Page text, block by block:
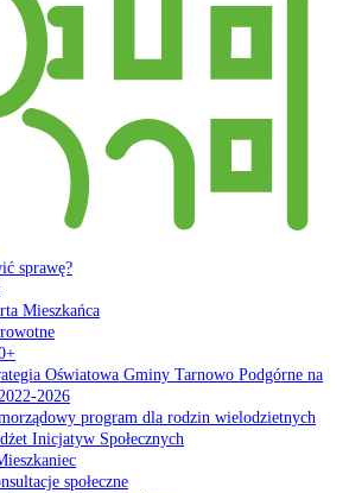
sprawę?
Mieszkańca
Oświatowa Gminy Tarnowo Podgórne na
2026
program dla rodzin wielodzietnych
Inicjatyw Społecznych
społeczne